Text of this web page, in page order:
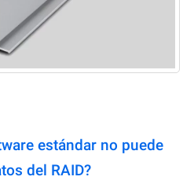
estándar no puede
del RAID?